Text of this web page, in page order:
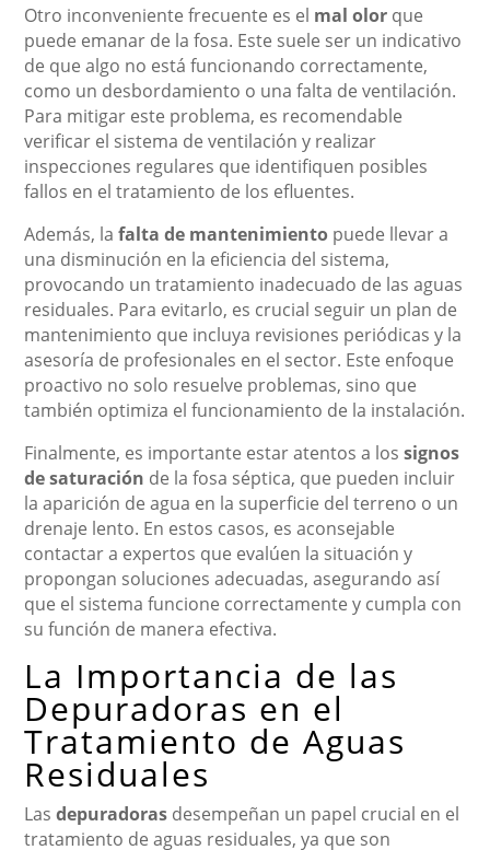
Otro inconveniente frecuente es el mal olor que
puede emanar de la fosa. Este suele ser un indicativo
de que algo no está funcionando correctamente,
como un desbordamiento o una falta de ventilación.
Para mitigar este problema, es recomendable
verificar el sistema de ventilación y realizar
inspecciones regulares que identifiquen posibles
fallos en el tratamiento de los efluentes.
Además, lafalta de mantenimiento puede llevar a
una disminución en la eficiencia del sistema,
provocando un tratamiento inadecuado de las aguas
residuales. Para evitarlo, es crucial seguir un plan de
mantenimiento que incluya revisiones periódicas y la
asesoría de profesionales en el sector. Este enfoque
proactivo no solo resuelve problemas, sino que
también optimiza el funcionamiento de la instalación.
Finalmente, es importante estar atentos a lossignos
de saturación de la fosa séptica, que pueden incluir
la aparición de agua en la superficie del terreno o un
drenaje lento. En estos casos, es aconsejable
contactar a expertos que evalúen la situación y
propongan soluciones adecuadas, asegurando así
que el sistema funcione correctamente y cumpla con
su función de manera efectiva.
La Importancia de las
Depuradoras en el
Tratamiento de Aguas
Residuales
Lasdepuradoras desempeñan un papel crucial en el
tratamiento de aguas residuales, ya que son